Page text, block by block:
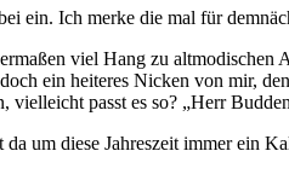
ein. Ich merke die mal für
viel Hang zu
ein heiteres Nicken von mir,
passt es so? „Herr
um diese Jahreszeit immer ein